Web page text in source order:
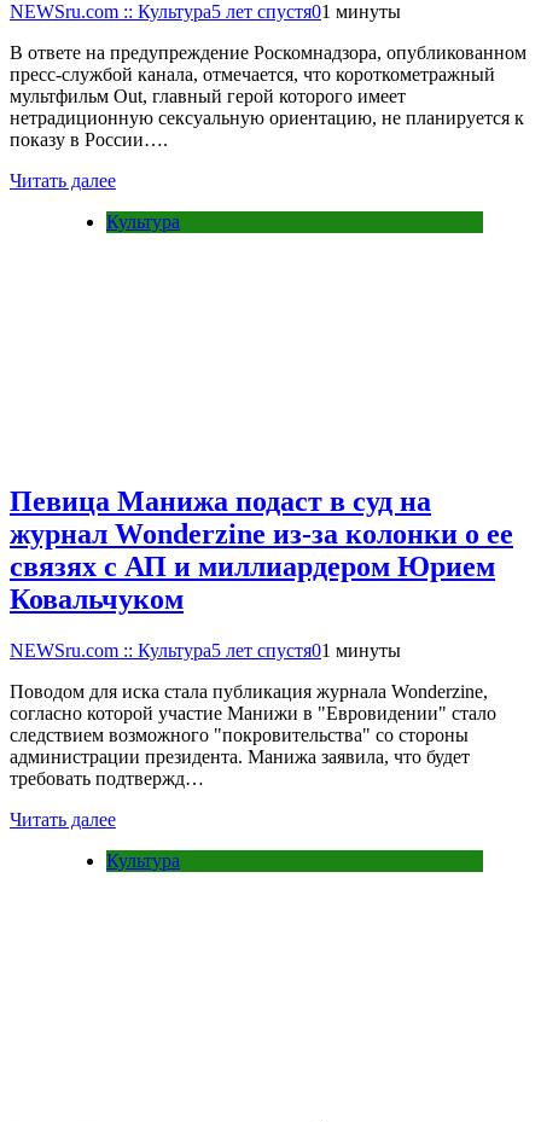
NEWSru.com :: Культура5 лет спустя01 минуты
В ответе на предупреждение Роскомнадзора, опубликованном
пресс-службой канала, отмечается, что короткометражный
мультфильм Out, главный герой которого имеет
нетрадиционную сексуальную ориентацию, не планируется к
показу в России….
Читать далее
Культура
Певица Манижа подаст в суд на
журнал Wonderzine из-за колонки о ее
связях с АП и миллиардером Юрием
Ковальчуком
NEWSru.com :: Культура5 лет спустя01 минуты
Поводом для иска стала публикация журнала Wonderzine,
согласно которой участие Манижи в "Евровидении" стало
следствием возможного "покровительства" со стороны
администрации президента. Манижа заявила, что будет
требовать подтвержд…
Читать далее
Культура